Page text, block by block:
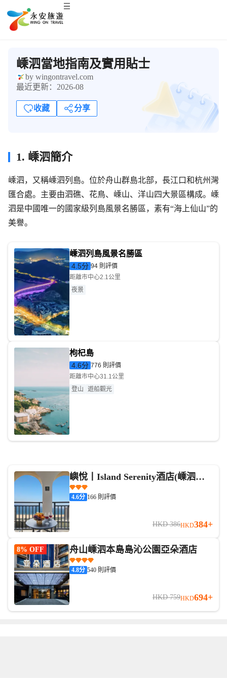
嵊泗當地指南及實用貼士
by wingontravel.com
最近更新：2026-08
收藏 分享
1. 嵊泗簡介
嵊泗，又稱嵊泗列島。位於舟山群島北部，長江口和杭州灣
匯合處。主要由泗礁、花鳥、嵊山、洋山四大景區構成。嵊
泗是中國唯一的國家級列島風景名勝區，素有“海上仙山”的
美譽。
嵊泗列島風景名勝區
4.5分 94 則評價
距離市中心2.1公里
夜景
枸杞島
4.6分 776 則評價
距離市中心31.1公里
登山
遊船觀光
嶼悅丨Island Serenity酒店(嵊泗南
長塗沙灘店)
4.6分 166 則評價
HKD 386HKD384+
8% OFF 舟山嵊泗本島島沁公園亞朵酒店
4.8分 540 則評價
HKD 759HKD694+